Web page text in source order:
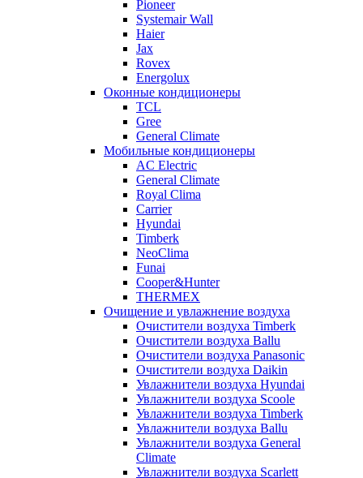
Pioneer
Systemair Wall
Haier
Jax
Rovex
Energolux
Оконные кондиционеры
TCL
Gree
General Climate
Мобильные кондиционеры
AC Electric
General Climate
Royal Clima
Carrier
Hyundai
Timberk
NeoClima
Funai
Cooper&Hunter
THERMEX
Очищение и увлажнение воздуха
Очистители воздуха Timberk
Очистители воздуха Ballu
Очистители воздуха Panasonic
Очистители воздуха Daikin
Увлажнители воздуха Hyundai
Увлажнители воздуха Scoole
Увлажнители воздуха Timberk
Увлажнители воздуха Ballu
Увлажнители воздуха General
Climate
Увлажнители воздуха Scarlett